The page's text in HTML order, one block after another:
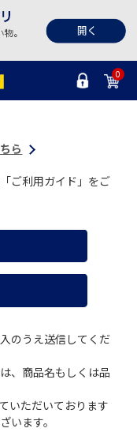
0
ら
ご利用ガイド」をご
のうえ送信してくだ
、商品名もしくは品
いただいております
います。